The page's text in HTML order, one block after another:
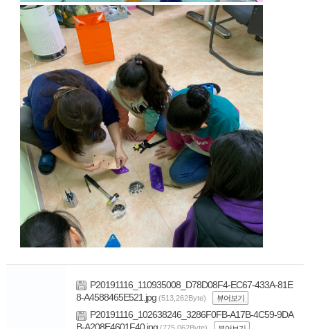
P20191116_110935008_D78D08F4-EC67-433A-81E
8-A4588465E521.jpg (513,262Byte) 뷰어보기
P20191116_102638246_3286F0FB-A17B-4C59-9DA